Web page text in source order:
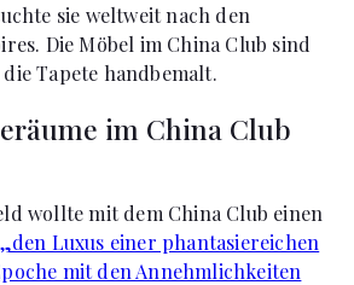
sie weltweit nach den
Die Möbel im China Club sind
Tapete handbemalt.
im China Club
wollte mit dem China Club einen
„den Luxus einer phantasiereichen
mit den Annehmlichkeiten